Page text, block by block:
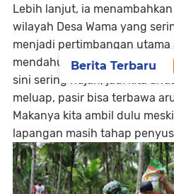
Lebih lanjut, ia
wilayah Desa Wama yang
menjadi pertimbangan utama
mendahulukan proses
sini sering hujan, jadi kita
meluap, pasir bisa terbawa
Makanya kita ambil dulu
lapangan masih tahap
Berita Terbaru